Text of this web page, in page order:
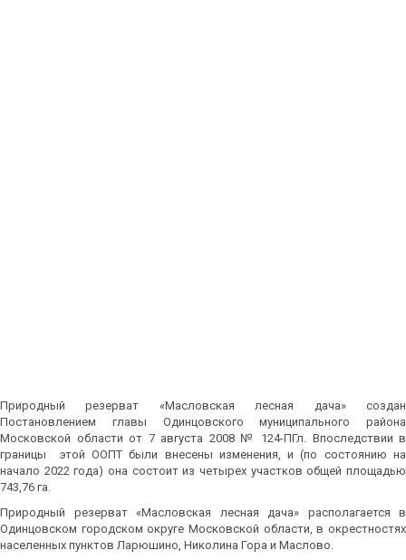
Природный резерват «Масловская лесная дача» создан
Постановлением главы Одинцовского муниципального района
Московской области от 7 августа 2008 № 124-ПГл. Впоследствии в
границы этой ООПТ были внесены изменения, и (по состоянию на
начало 2022 года) она состоит из четырех участков общей площадью
743,76 га.
Природный резерват «Масловская лесная дача» располагается в
Одинцовском городском округе Московской области, в окрестностях
населенных пунктов Ларюшино, Николина Гора и Маслово.